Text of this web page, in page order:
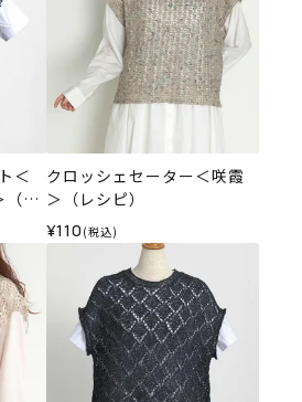
＜
（編
クロッシェセーター＜咲霞
＞（レシピ）
¥110 (税込)